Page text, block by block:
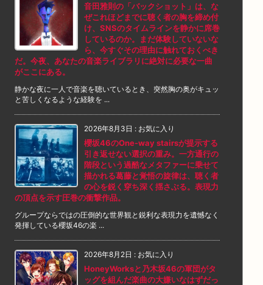
音田雅則の「バックショット」は、な
ぜこれほどまでに聴く者の胸を締め付
け、SNSのタイムラインを静かに席巻
しているのか。まだ体験していないな
ら、今すぐその理由に触れておくべき
だ。今夜、あなたの音楽ライブラリに絶対に必要な一曲
がここにある。
静かな夜に一人で音楽を聴いているとき、突然胸の奥がキュッ
と苦しくなるような経験を ...
2026年8月3日 : お気に入り
櫻坂46のOne-way stairsが提示する
引き返せない選択の重み。一方通行の
階段という過酷なメタファーに乗せて
描かれる葛藤と覚悟の旋律は、聴く者
の心を鋭く穿ち深く揺さぶる。表現力
の頂点を示す圧巻の衝撃作品。
グループならではの圧倒的な世界観と鋭利な表現力を遺憾なく
発揮している櫻坂46の楽 ...
2026年8月2日 : お気に入り
HoneyWorksと乃木坂46の軍団がタ
ッグを組んだ楽曲の大嫌いなはずだっ